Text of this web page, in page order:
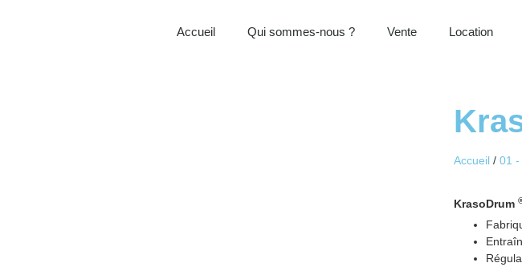
Accueil Qui sommes-nous ? Vente Location
Accueil / 01 -
KrasoDrum